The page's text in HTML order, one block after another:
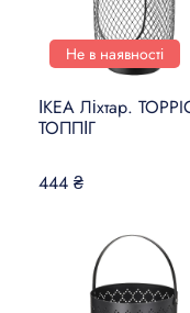
Не в наявності
ІКЕА Ліхтар.
ТОППІГ
444 ₴